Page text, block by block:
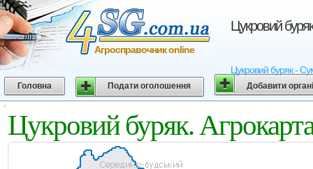
Цукровий
Цукровий буряк -
Агросправочник online
Головна Подати оголошення Добавити
Цукровий буряк.